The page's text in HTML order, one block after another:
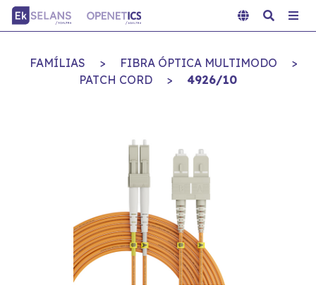
FAMÍLIAS > FIBRA ÓPTICA MULTIMODO
>
PATCH CORD
> 4926/10